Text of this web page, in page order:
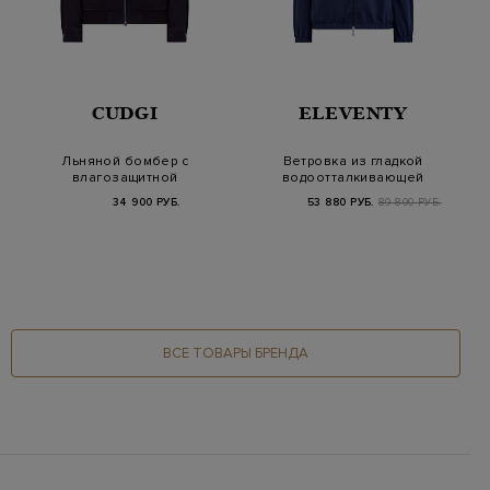
CUDGI
Льняной бомбер с
влагозащитной
вышитым ло…
34 900 РУБ.
ELEVENTY
Ветровка из гладкой
водоотталкивающей
53 880 РУБ. 89 800 РУБ.
ВСЕ ТОВАРЫ БРЕНДА